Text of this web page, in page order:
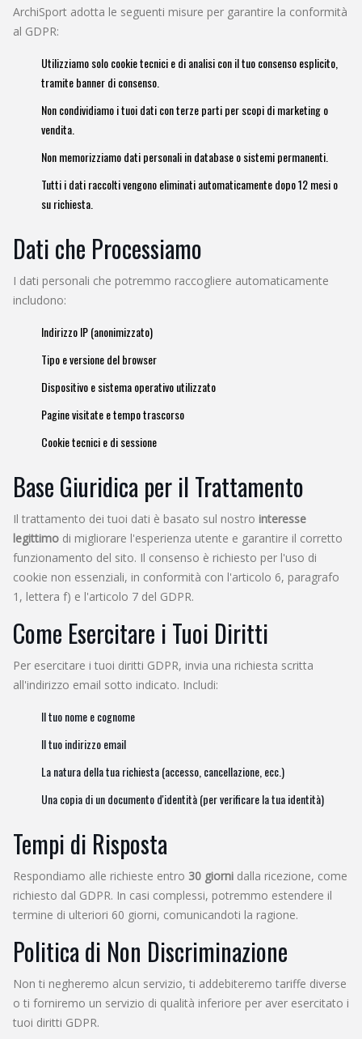
ArchiSport adotta le seguenti misure per garantire la conformità
al GDPR:
Utilizziamo solo cookie tecnici e di analisi con il tuo consenso esplicito,
tramite banner di consenso.
Non condividiamo i tuoi dati con terze parti per scopi di marketing o
vendita.
Non memorizziamo dati personali in database o sistemi permanenti.
Tutti i dati raccolti vengono eliminati automaticamente dopo 12 mesi o
su richiesta.
Dati che Processiamo
I dati personali che potremmo raccogliere automaticamente
includono:
Indirizzo IP (anonimizzato)
Tipo e versione del browser
Dispositivo e sistema operativo utilizzato
Pagine visitate e tempo trascorso
Cookie tecnici e di sessione
Base Giuridica per il Trattamento
Il trattamento dei tuoi dati è basato sul nostro interesse
legittimo di migliorare l'esperienza utente e garantire il corretto
funzionamento del sito. Il consenso è richiesto per l'uso di
cookie non essenziali, in conformità con l'articolo 6, paragrafo
1, lettera f) e l'articolo 7 del GDPR.
Come Esercitare i Tuoi Diritti
Per esercitare i tuoi diritti GDPR, invia una richiesta scritta
all'indirizzo email sotto indicato. Includi:
Il tuo nome e cognome
Il tuo indirizzo email
La natura della tua richiesta (accesso, cancellazione, ecc.)
Una copia di un documento d'identità (per verificare la tua identità)
Tempi di Risposta
Respondiamo alle richieste entro 30 giorni dalla ricezione, come
richiesto dal GDPR. In casi complessi, potremmo estendere il
termine di ulteriori 60 giorni, comunicandoti la ragione.
Politica di Non Discriminazione
Non ti negheremo alcun servizio, ti addebiteremo tariffe diverse
o ti forniremo un servizio di qualità inferiore per aver esercitato i
tuoi diritti GDPR.